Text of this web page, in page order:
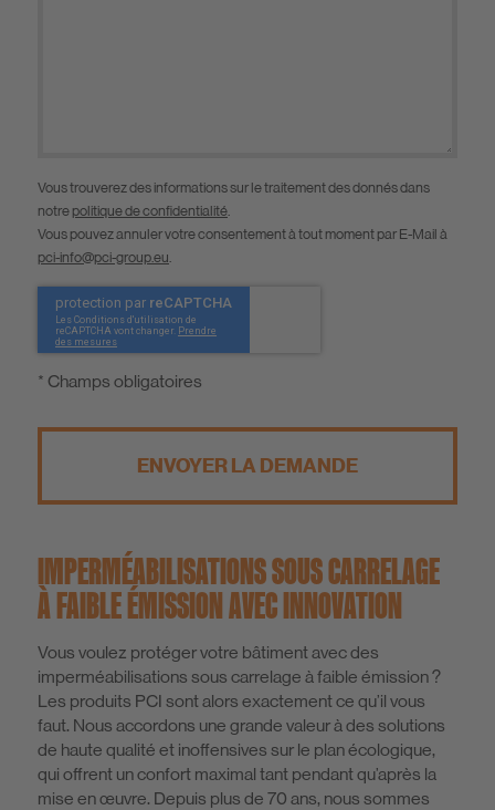
Vous trouverez des informations sur le traitement des donnés dans
notre politique de confidentialité
Vous pouvez annuler votre consentement à tout moment par E-Mail à
pci-info@pci-group.eu
* Champs obligatoires
ENVOYER LA DEMANDE
IMPERMÉABILISATIONS SOUS CARRELAGE
À FAIBLE ÉMISSION AVEC INNOVATION
Vous voulez protéger votre bâtiment avec des
imperméabilisations sous carrelage à faible émission ?
Les produits PCI sont alors exactement ce qu’il vous
faut. Nous accordons une grande valeur à des solutions
de haute qualité et inoffensives sur le plan écologique,
qui offrent un confort maximal tant pendant qu’après la
mise en œuvre. Depuis plus de 70 ans, nous sommes